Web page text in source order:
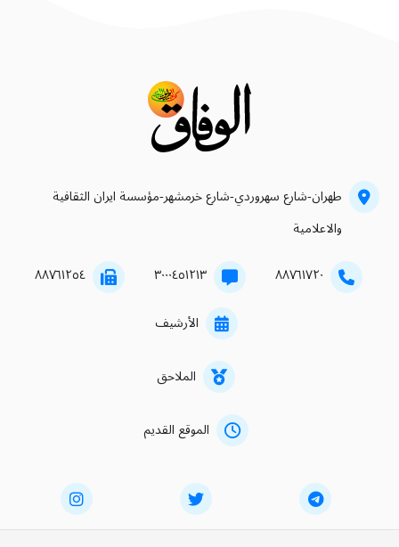
طهران-شارع سهروردي-شارع خرمشهر-مؤسسة ايران الثقافية
والاعلامية
۸۸۷٦۱۷۲۰ ۳۰۰۰٤٥۱۲۱۳ ۸۸۷٦۱۲٥٤
الأرشيف
الملاحق
الموقع القديم